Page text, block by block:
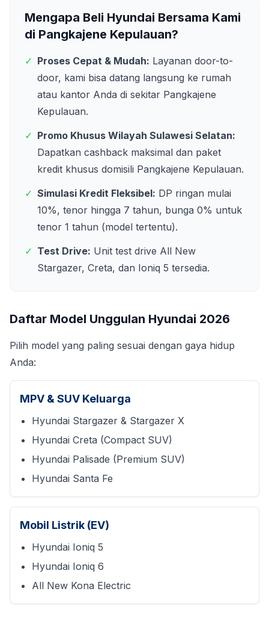
Mengapa Beli Hyundai Bersama Kami
di Pangkajene Kepulauan?
✓ Proses Cepat & Mudah: Layanan door-to-
door, kami bisa datang langsung ke rumah
atau kantor Anda di sekitar Pangkajene
Kepulauan.
✓ Promo Khusus Wilayah Sulawesi Selatan:
Dapatkan cashback maksimal dan paket
kredit khusus domisili Pangkajene Kepulauan.
✓ Simulasi Kredit Fleksibel: DP ringan mulai
10%, tenor hingga 7 tahun, bunga 0% untuk
tenor 1 tahun (model tertentu).
✓ Test Drive: Unit test drive All New
Stargazer, Creta, dan Ioniq 5 tersedia.
Daftar Model Unggulan Hyundai 2026
Pilih model yang paling sesuai dengan gaya hidup
Anda:
MPV & SUV Keluarga
Hyundai Stargazer & Stargazer X
Hyundai Creta (Compact SUV)
Hyundai Palisade (Premium SUV)
Hyundai Santa Fe
Mobil Listrik (EV)
Hyundai Ioniq 5
Hyundai Ioniq 6
All New Kona Electric